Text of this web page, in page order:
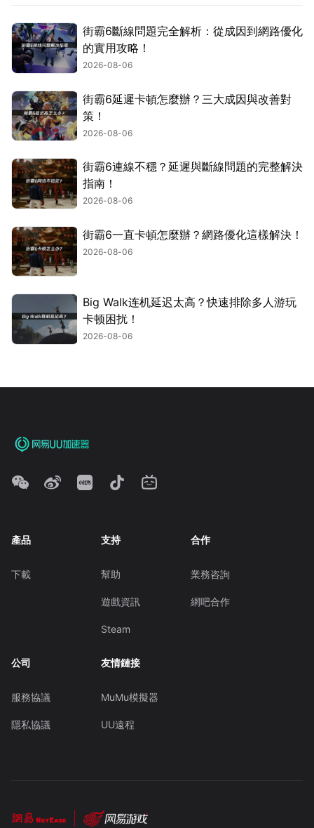
街霸6斷線問題完全解析：從成因到網路優化
的實用攻略！
2026-08-06
街霸6延遲卡頓怎麼辦？三大成因與改善對
策！
2026-08-06
街霸6連線不穩？延遲與斷線問題的完整解決
指南！
2026-08-06
街霸6一直卡頓怎麼辦？網路優化這樣解決！
2026-08-06
Big Walk连机延迟太高？快速排除多人游玩
卡顿困扰！
2026-08-06
產品
下載
支持
幫助
遊戲資訊
Steam
合作
業務咨詢
網吧合作
公司
服務協議
隱私協議
友情鏈接
MuMu模擬器
UU遠程